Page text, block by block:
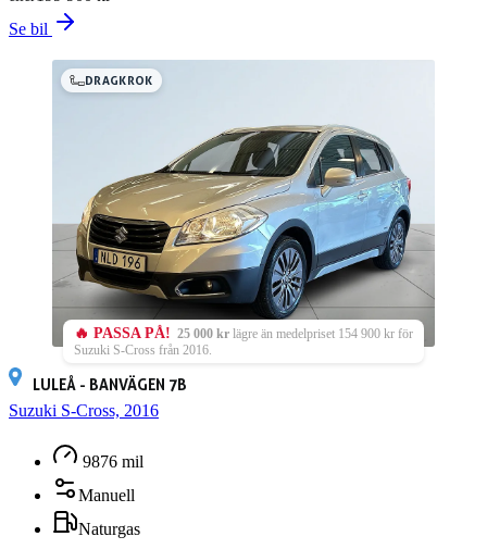
Se bil
DRAGKROK
🔥 PASSA PÅ! 25 000 kr lägre än medelpriset 154 900 kr för
Suzuki S-Cross från 2016.
LULEÅ - BANVÄGEN 7B
Suzuki S-Cross, 2016
9876 mil
Manuell
Naturgas